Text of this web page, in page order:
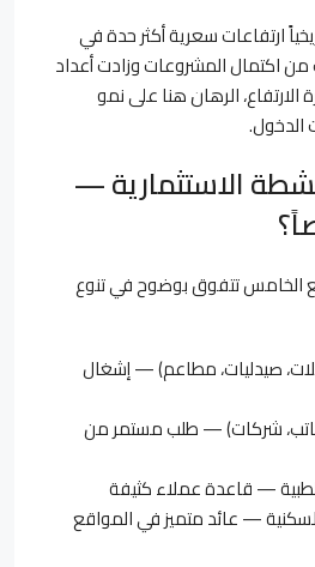
ارتفاعات سعرية أكثر حدة في
من اكتمال المشروعات وزادت أعداد
الرهان هنا على نمو
الاستثمارية —
الخامس تتفوق بوضوح في تنوع
صيدليات، مطاعم) — إشغال
شركات) — طلب مستمر من
— قاعدة عملاء كثيفة
— عائد متميز في المواقع